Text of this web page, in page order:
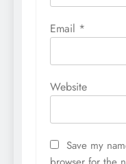
Email *
Website
Save my